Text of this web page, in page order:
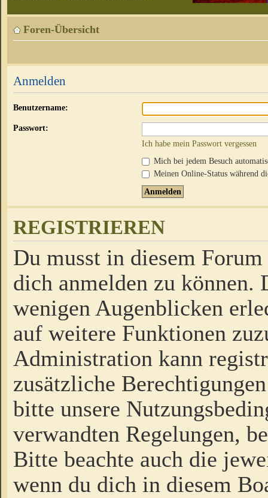
Foren-Übersicht
Anmelden
Benutzername:
Passwort:
Ich habe mein Passwort vergessen
Mich bei jedem Besuch
Meinen Online-Status während
REGISTRIEREN
Du musst in diesem
dich anmelden zu
wenigen Augenblicken
auf weitere Funktionen
Administration kann
zusätzliche
bitte unsere
verwandten Regelungen,
Bitte beachte auch die
wenn du dich in diesem